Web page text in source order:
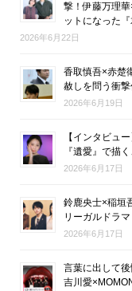
撃！伊藤万理
ットになった
2026年6月22日
香取慎吾×赤楚
赦しを問う衝
2026年6月19日
【インタビュ
『遺愛』で描
2026年6月17日
鈴鹿央士×稲垣
リーガルドラ
2026年6月17日
言葉に出して
吉川愛